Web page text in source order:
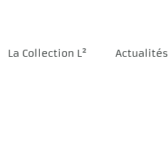
La Collection L² Actualités